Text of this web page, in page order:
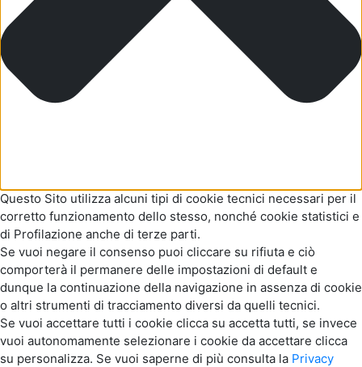
Questo Sito utilizza alcuni tipi di cookie tecnici necessari per il
corretto funzionamento dello stesso, nonché cookie statistici e
di Profilazione anche di terze parti.
Se vuoi negare il consenso puoi cliccare su rifiuta e ciò
comporterà il permanere delle impostazioni di default e
dunque la continuazione della navigazione in assenza di cookie
o altri strumenti di tracciamento diversi da quelli tecnici.
Se vuoi accettare tutti i cookie clicca su accetta tutti, se invece
vuoi autonomamente selezionare i cookie da accettare clicca
su personalizza. Se vuoi saperne di più consulta la Privacy